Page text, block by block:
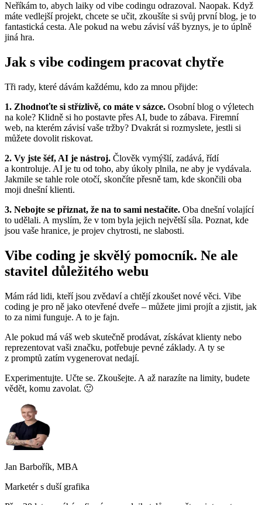
Neříkám to, abych laiky od vibe codingu odrazoval. Naopak. Když
máte vedlejší projekt, chcete se učit, zkoušíte si svůj první blog, je to
fantastická cesta. Ale pokud na webu závisí váš byznys, je to úplně
jiná hra.
Jak s vibe codingem pracovat chytře
Tři rady, které dávám každému, kdo za mnou přijde:
1. Zhodnoťte si střízlivě, co máte v sázce. Osobní blog o výletech
na kole? Klidně si ho postavte přes AI, bude to zábava. Firemní
web, na kterém závisí vaše tržby? Dvakrát si rozmyslete, jestli si
můžete dovolit riskovat.
2. Vy jste šéf, AI je nástroj. Člověk vymýšlí, zadává, řídí
a kontroluje. AI je tu od toho, aby úkoly plnila, ne aby je vydávala.
Jakmile se tahle role otočí, skončíte přesně tam, kde skončili oba
moji dnešní klienti.
3. Nebojte se přiznat, že na to sami nestačíte. Oba dnešní volající
to udělali. A myslím, že v tom byla jejich největší síla. Poznat, kde
jsou vaše hranice, je projev chytrosti, ne slabosti.
Vibe coding je skvělý pomocník. Ne ale
stavitel důležitého webu
Mám rád lidi, kteří jsou zvědaví a chtějí zkoušet nové věci. Vibe
coding je pro ně jako otevřené dveře – můžete jimi projít a zjistit, jak
to za nimi funguje. A to je fajn.
Ale pokud má váš web skutečně prodávat, získávat klienty nebo
reprezentovat vaši značku, potřebuje pevné základy. A ty se
z promptů zatím vygenerovat nedají.
Experimentujte. Učte se. Zkoušejte. A až narazíte na limity, budete
vědět, komu zavolat. 🙂
Jan Barbořík, MBA
Marketér s duší grafika